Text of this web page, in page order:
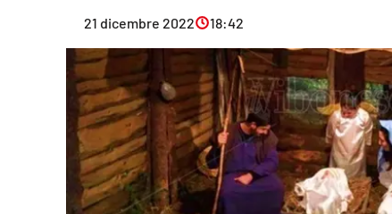
Lac Network
21 dicembre 2022 18:42